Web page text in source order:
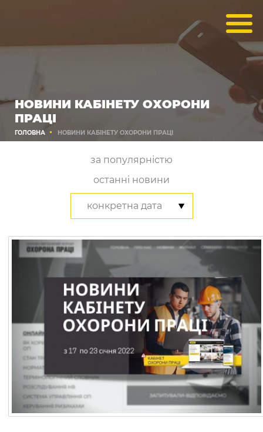
НОВИНИ КАБІНЕТУ ОХОРОНИ
ПРАЦІ
ГОЛОВНА НОВИНИ КАБІНЕТУ ОХОРОНИ ПРАЦІ
за популярністю
останні новини
конкретна дата